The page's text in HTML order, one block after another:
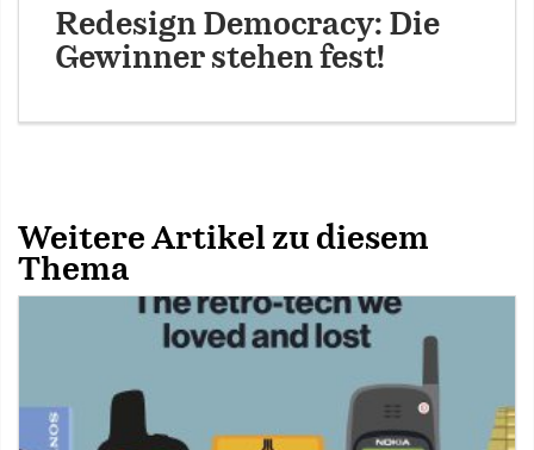
Redesign Democracy: Die
Gewinner stehen fest!
Weitere Artikel zu diesem
Thema